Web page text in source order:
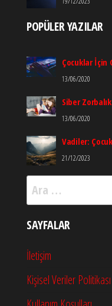
POPÜLER YAZILAR
Çocuklar İçin
13/06/2020
Siber
13/06/2020
Vadiler:
21/12/2023
Arama:
SAYFALAR
İletişim
Kişisel Veriler Politikası